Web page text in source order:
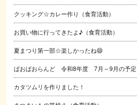
クッキング☆カレー作り（食育活動）
お買い物に行ってきたよ♪（食育活動）
夏まつり第一部☆楽しかったね😄
ぱおぱおらんど 令和8年度 7月～9月の予定
カタツムリを作りました！